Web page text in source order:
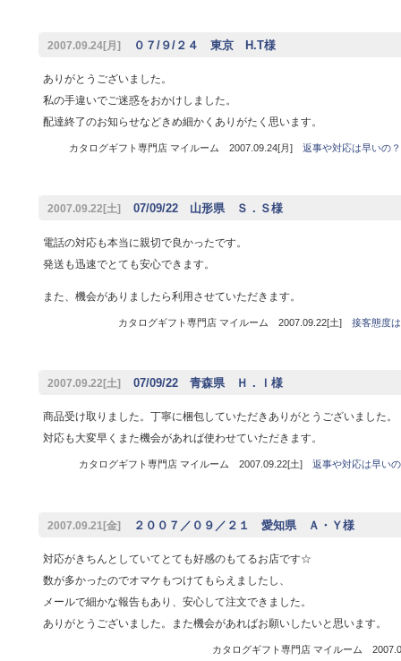
2007.09.24[月] ０７/９/２４ 東京 H.T様
ありがとうございました。
私の手違いでご迷惑をおかけしました。
配達終了のお知らせなどきめ細かくありがたく思います。
カタログギフト専門店 マイルーム 2007.09.24[月] 返事や対応は早いの？
2007.09.22[土] 07/09/22 山形県 Ｓ．Ｓ様
電話の対応も本当に親切で良かったです。
発送も迅速でとても安心できます。
また、機会がありましたら利用させていただきます。
カタログギフト専門店 マイルーム 2007.09.22[土] 接客態度
2007.09.22[土] 07/09/22 青森県 Ｈ．Ｉ様
商品受け取りました。丁寧に梱包していただきありがとうございました。
対応も大変早くまた機会があれば使わせていただきます。
カタログギフト専門店 マイルーム 2007.09.22[土] 返事や対応は早い
2007.09.21[金] ２００７／０９／２１ 愛知県 Ａ・Ｙ様
対応がきちんとしていてとても好感のもてるお店です☆
数が多かったのでオマケもつけてもらえましたし、
メールで細かな報告もあり、安心して注文できました。
ありがとうございました。また機会があればお願いしたいと思います。
カタログギフト専門店 マイルーム